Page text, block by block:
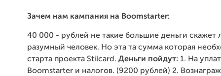
Зачем нам кампания на Boomstarter:
40 000 - рублей не такие большие деньги скажет
разумный человек. Но эта та сумма которая
старта проекта Stilcard. Деньги пойдут: 1. На
Boomstarter и налогов. (9200 рублей) 2.